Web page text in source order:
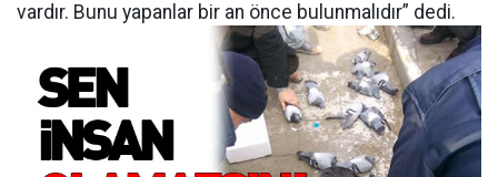
vardır. Bunu yapanlar bir an önce bulunmalıdır” dedi.